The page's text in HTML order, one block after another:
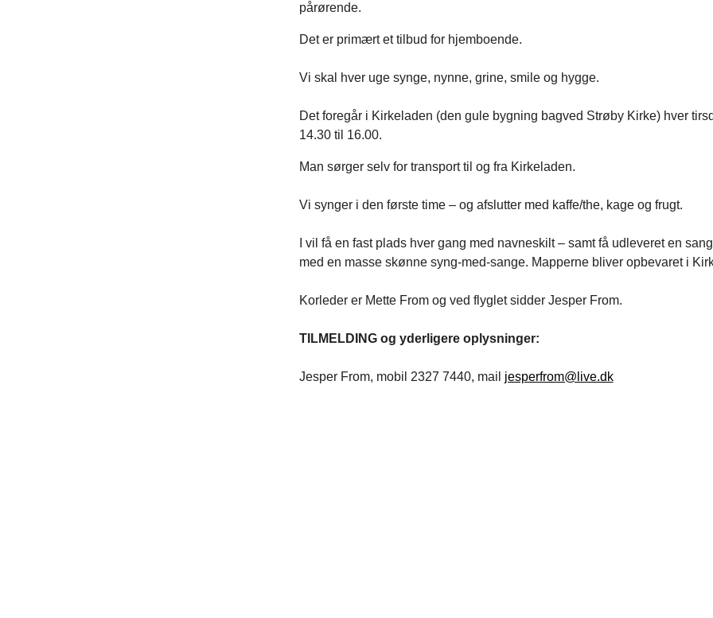
pårørende.
Det er primært et tilbud for hjemboende.
Vi skal hver uge synge, nynne, grine, smile og hygge.
Det foregår i Kirkeladen (den gule bygning bagved Strøby Kirke) hver
14.30 til 16.00.
Man sørger selv for transport til og fra Kirkeladen.
Vi synger i den første time – og afslutter med kaffe/the, kage og frugt.
I vil få en fast plads hver gang med navneskilt – samt få udleveret en
med en masse skønne syng-med-sange. Mapperne bliver opbevaret i
Korleder er Mette From og ved flyglet sidder Jesper From.
TILMELDING og yderligere oplysninger:
Jesper From, mobil 2327 7440, mail jesperfrom@live.dk